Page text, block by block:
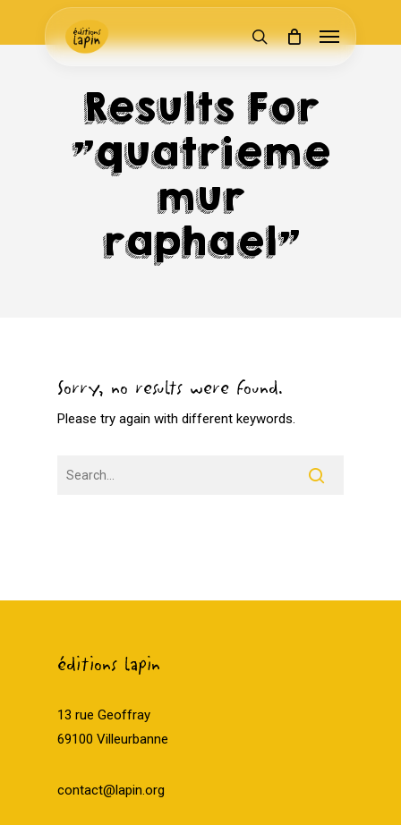
search
Menu
Results For
"quatrieme
mur
raphael"
Sorry, no results were found.
Please try again with different keywords.
éditions lapin
13 rue Geoffray
69100 Villeurbanne
contact@lapin.org